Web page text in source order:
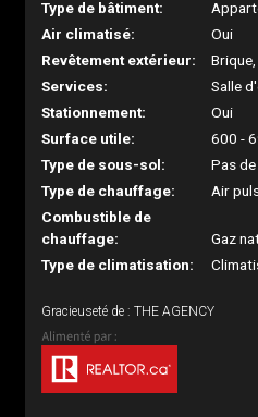
Type de bâtiment:
Air climatisé:
Oui
Revêtement extérieur:
Services:
Salle
Stationnement:
Oui
Surface utile:
600 -
Type de sous-sol:
Pas
Type de chauffage:
Air
Combustible de
chauffage:
Gaz
Type de climatisation:
Gracieuseté de : THE AGENCY